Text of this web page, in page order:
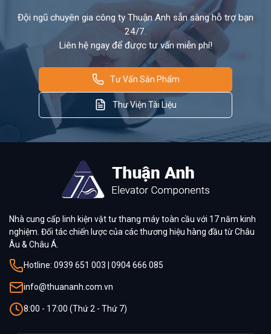
Đội ngũ chuyên gia công ty Thuận Anh sẵn sàng hỗ trợ bạn
24/7.
Liên hệ ngay để được tư vấn miễn phí!
Tư Vấn Sản Phẩm
Thư Viện Tài Liệu
Nhà cung cấp linh kiện vật tư thang máy toàn cầu với 17 năm kinh
nghiệm. Đối tác chiến lược của các thương hiệu hàng đầu từ Châu
Âu & Châu Á.
Hotline: 0939 651 003 | 0904 666 085
info@thuananh.com.vn
8:00 - 17:00 (Thứ 2 - Thứ 7)